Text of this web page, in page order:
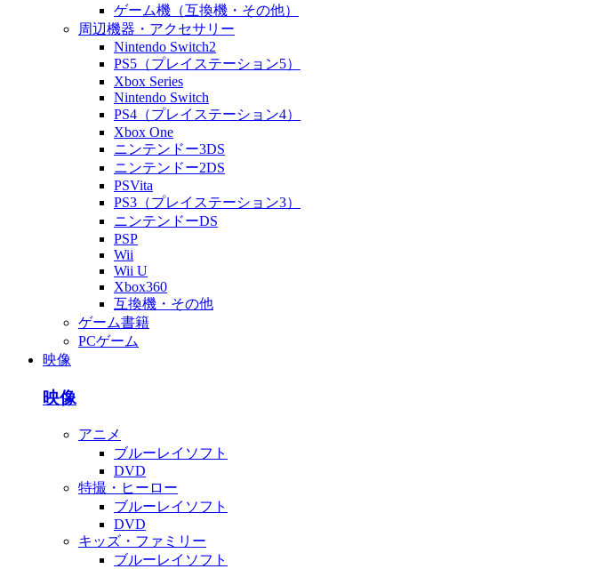
ゲーム機（互換機・その他）
周辺機器・アクセサリー
Nintendo Switch2
PS5（プレイステーション5）
Xbox Series
Nintendo Switch
PS4（プレイステーション4）
Xbox One
ニンテンドー3DS
ニンテンドー2DS
PSVita
PS3（プレイステーション3）
ニンテンドーDS
PSP
Wii
Wii U
Xbox360
互換機・その他
ゲーム書籍
PCゲーム
映像
映像
アニメ
ブルーレイソフト
DVD
特撮・ヒーロー
ブルーレイソフト
DVD
キッズ・ファミリー
ブルーレイソフト